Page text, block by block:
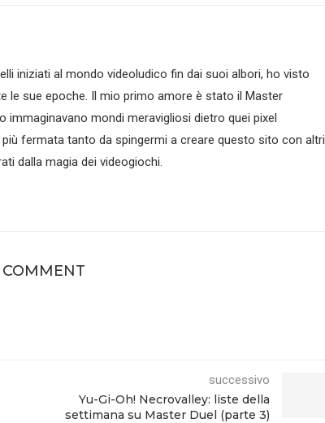
iniziati al mondo videoludico fin dai suoi albori, ho visto
le sue epoche. Il mio primo amore è stato il Master
immaginavano mondi meravigliosi dietro quei pixel
fermata tanto da spingermi a creare questo sito con altri
dalla magia dei videogiochi.
COMMENT
successivo
Yu-Gi-Oh! Necrovalley: liste della
settimana su Master Duel (parte 3)